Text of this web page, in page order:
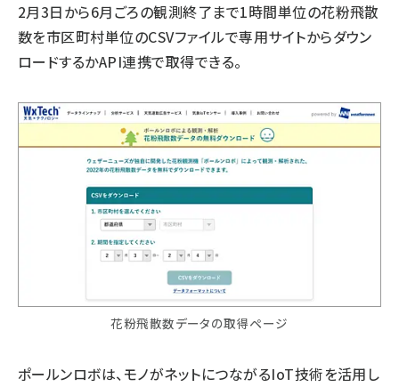
2月3日から6月ごろの観測終了まで1時間単位の花粉飛散
数を市区町村単位のCSVファイルで専用サイトからダウン
ロードするかAPI連携で取得できる。
花粉飛散数データの取得ページ
ポールンロボは、モノがネットにつながるIoT技術を活用し